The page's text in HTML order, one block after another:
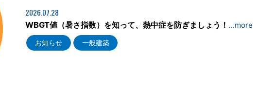
2026.07.28
WBGT値（暑さ指数）を知って、熱中症を防ぎましょう！ …more
お知らせ 一般建築